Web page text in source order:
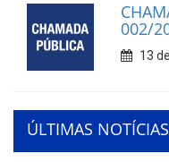
002/
13
ÚLTIMAS NOTÍCIAS